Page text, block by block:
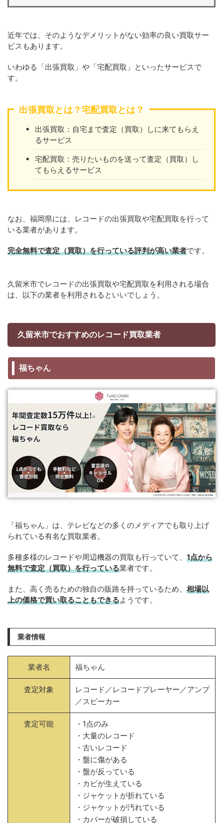
近年では、そのようなデメリットがない効率の良い買取サー
ビスもあります。
いわゆる「出張買取」や「宅配買取」といったサービスで
す。
出張買取とは？宅配買取とは？
出張買取：自宅まで査定（買取）しに来てもらえ
るサービス
宅配買取：売りたいものを送って査定（買取）し
てもらえるサービス
なお、福岡県には、レコードの出張買取や宅配買取を行って
いる業者があります。
完全無料で査定（買取）を行っている評判が高い業者です。
久留米市でレコードの出張買取や宅配買取を利用される場合
は、以下の業者を利用されるといいでしょう。
久留米市でおすすめのレコード買取業者
福ちゃん
「福ちゃん」は、テレビなどの多くのメディアでも取り上げ
られている有名な買取業者。
多種多様のレコードや周辺機器の買取も行っていて、 1点から
無料で査定（買取）を行っている業者です。
また、高く売るための独自の販路を持っているため、 相場以
上の価格で買い取ることもできるようです。
業者情報
業者名 福ちゃん
査定対象
レコード／レコードプレーヤー／アンプ
／スピーカー
査定可能
・1点のみ
・大量のレコード
・古いレコード
・盤に傷がある
・盤が反っている
・カビが生えている
・ジャケットが折れている
・ジャケットが汚れている
・カバーが破損している